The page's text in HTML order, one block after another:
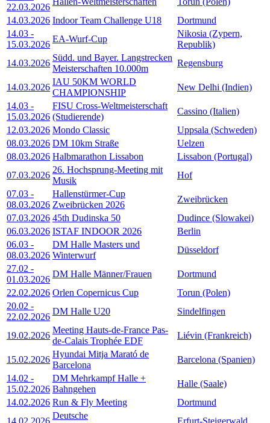
22.03.2026
14.03.2026 Indoor Team Challenge U18
Dortmund
14.03 -
15.03.2026
EA-Wurf-Cup
Nikosia (Zypern,
Republik)
14.03.2026
Südd. und Bayer. Langstrecken
Meisterschaften 10.000m
Regensburg
14.03.2026
IAU 50KM WORLD
CHAMPIONSHIP
New Delhi (Indien)
14.03 -
15.03.2026
FISU Cross-Weltmeisterschaft
(Studierende)
Cassino (Italien)
12.03.2026 Mondo Classic
Uppsala (Schweden)
08.03.2026 DM 10km Straße
Uelzen
08.03.2026 Halbmarathon Lissabon
Lissabon (Portugal)
07.03.2026
26. Hochsprung-Meeting mit
Musik
Hof
07.03 -
08.03.2026
Hallenstürmer-Cup
Zweibrücken 2026
Zweibrücken
07.03.2026 45th Dudinska 50
Dudince (Slowakei)
06.03.2026 ISTAF INDOOR 2026
Berlin
06.03 -
08.03.2026
DM Halle Masters und
Winterwurf
Düsseldorf
27.02 -
01.03.2026
DM Halle Männer/Frauen
Dortmund
22.02.2026 Orlen Copernicus Cup
Torun (Polen)
20.02 -
22.02.2026
DM Halle U20 Sindelfingen
19.02.2026
Meeting Hauts-de-France Pas-
de-Calais Trophée EDF
Liévin (Frankreich)
15.02.2026
Hyundai Mitja Marató de
Barcelona
Barcelona (Spanien)
14.02 -
15.02.2026
DM Mehrkampf Halle +
Bahngehen
Halle (Saale)
14.02.2026 Run & Fly Meeting
Dortmund
14.02.2026
Deutsche
Erfurt-Steigerwald